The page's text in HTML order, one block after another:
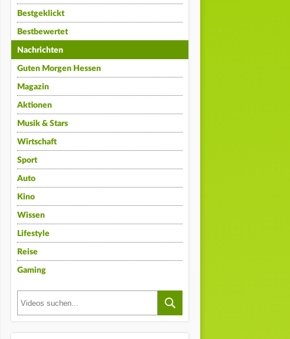
Bestgeklickt
Bestbewertet
Nachrichten
Guten Morgen Hessen
Magazin
Aktionen
Musik & Stars
Wirtschaft
Sport
Auto
Kino
Wissen
Lifestyle
Reise
Gaming